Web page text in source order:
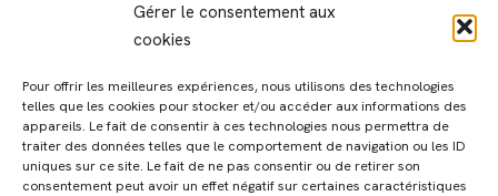
Gérer le consentement aux
cookies
Pour offrir les meilleures expériences, nous utilisons des technologies
telles que les cookies pour stocker et/ou accéder aux informations des
appareils. Le fait de consentir à ces technologies nous permettra de
traiter des données telles que le comportement de navigation ou les ID
uniques sur ce site. Le fait de ne pas consentir ou de retirer son
consentement peut avoir un effet négatif sur certaines caractéristiques
MAGALI PRESTATIONS YOGA VOYAGE BLOG CONTACT